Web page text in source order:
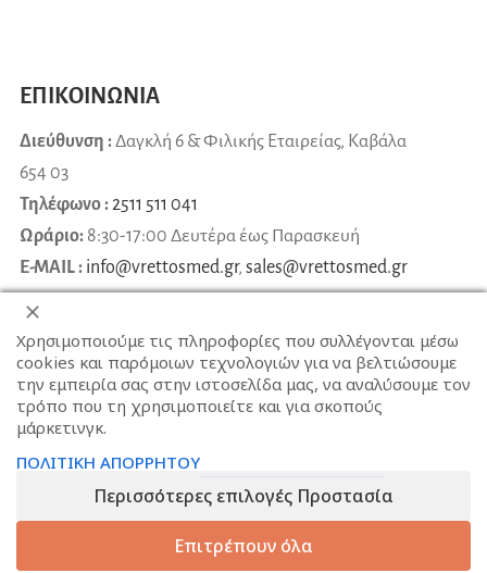
ΕΠΙΚΟΙΝΩΝΙΑ
Διεύθυνση :Δαγκλή 6 & Φιλικής Εταιρείας, Καβάλα
654 03
Τηλέφωνο :2511 511 041
Ωράριο: 8:30-17:00 Δευτέρα έως Παρασκευή
E-MAIL : info@vrettosmed.gr, sales@vrettosmed.gr
Χρησιμοποιούμε τις πληροφορίες που συλλέγονται μέσω
cookies και παρόμοιων τεχνολογιών για να βελτιώσουμε
την εμπειρία σας στην ιστοσελίδα μας, να αναλύσουμε τον
τρόπο που τη χρησιμοποιείτε και για σκοπούς
μάρκετινγκ.
ΠΟΛΙΤΙΚΗ ΑΠΟΡΡΗΤΟΥ
Περισσότερες επιλογές Προστασία
Επιτρέπουν όλα